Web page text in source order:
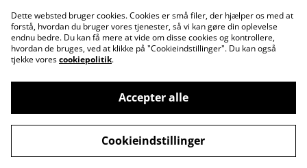
Kontakt os
Juridiske vilkår
Fortrolighedspolitik
Cookiepolitik
©2026Kundby IF Shop
powered by
Dette websted bruger cookies. Cookies er små filer, der hjælper os med at
forstå, hvordan du bruger vores tjenester, så vi kan gøre din oplevelse
endnu bedre. Du kan få mere at vide om disse cookies og kontrollere,
hvordan de bruges, ved at klikke på "Cookieindstillinger". Du kan også
tjekke vorescookiepolitik.
Accepter alle
Cookieindstillinger